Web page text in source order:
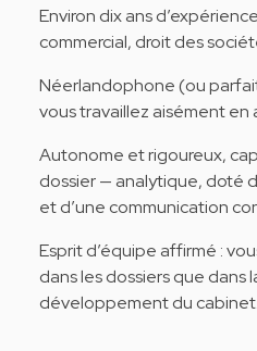
Environ dix ans
commercial, droit des
Néerlandophone (ou
vous travaillez aisément en
Autonome et rigoureux,
dossier — analytique, doté
et d’une communication
Esprit d’équipe affirmé :
dans les dossiers que dans
développement du cabinet.